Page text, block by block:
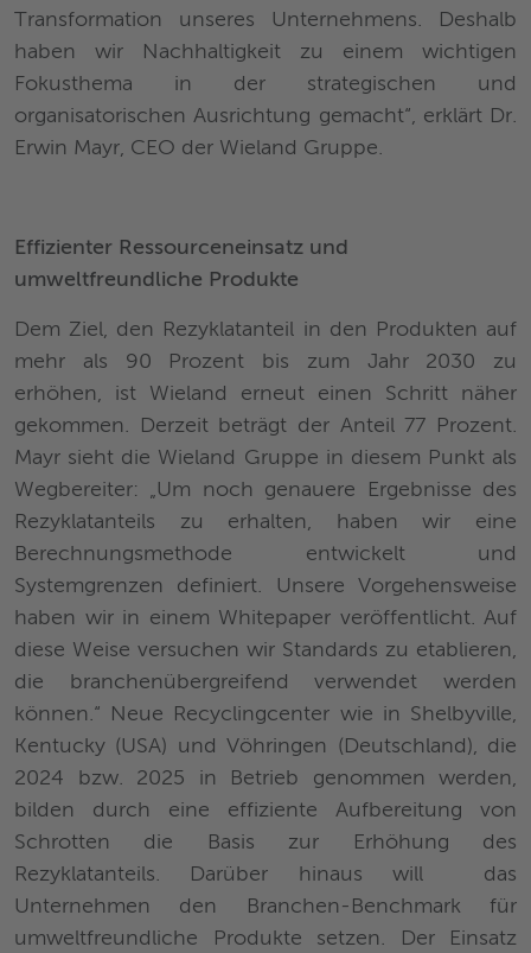
Transformation unseres Unternehmens. Deshalb
haben wir Nachhaltigkeit zu einem wichtigen
Fokusthema in der strategischen und
organisatorischen Ausrichtung gemacht“, erklärt Dr.
Erwin Mayr, CEO der Wieland Gruppe.
Effizienter Ressourceneinsatz und
umweltfreundliche Produkte
Dem Ziel, den Rezyklatanteil in den Produkten auf
mehr als 90 Prozent bis zum Jahr 2030 zu
erhöhen, ist Wieland erneut einen Schritt näher
gekommen. Derzeit beträgt der Anteil 77 Prozent.
Mayr sieht die Wieland Gruppe in diesem Punkt als
Wegbereiter: „Um noch genauere Ergebnisse des
Rezyklatanteils zu erhalten, haben wir eine
Berechnungsmethode entwickelt und
Systemgrenzen definiert. Unsere Vorgehensweise
haben wir in einem Whitepaper veröffentlicht. Auf
diese Weise versuchen wir Standards zu etablieren,
die branchenübergreifend verwendet werden
können.“ Neue Recyclingcenter wie in Shelbyville,
Kentucky (USA) und Vöhringen (Deutschland), die
2024 bzw. 2025 in Betrieb genommen werden,
bilden durch eine effiziente Aufbereitung von
Schrotten die Basis zur Erhöhung des
Rezyklatanteils. Darüber hinaus will das
Unternehmen den Branchen-Benchmark für
umweltfreundliche Produkte setzen. Der Einsatz